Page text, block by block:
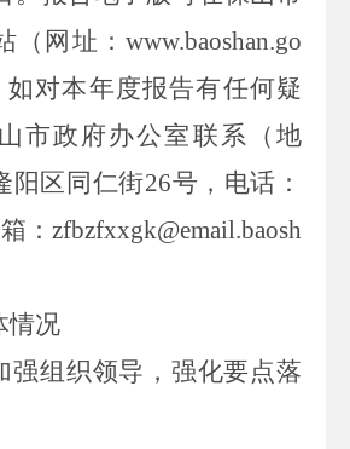
（网址： www.baoshan.go
如对本年度报告有任何疑
市政府办公室联系（地
阳区同仁街26号，电话：
： zfbzfxxgk@email.baosh
情况
强组织领导，强化要点落